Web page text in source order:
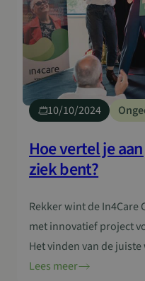
10/10/2024
Hoe vertel je
ziek bent?
Rekker wint de
met innovatief project
Het vinden van de
te vertellen dat je ziek
Lees meer